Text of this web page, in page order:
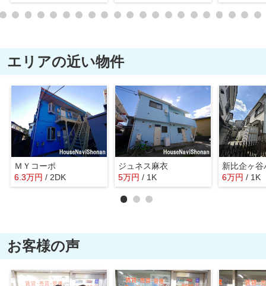
エリアの近い物件
ＭＹコーポ
6.3万円 / 2DK
ジュネス麻衣
5万円 / 1K
新比企ヶ谷
6万円 / 1K
お客様の声